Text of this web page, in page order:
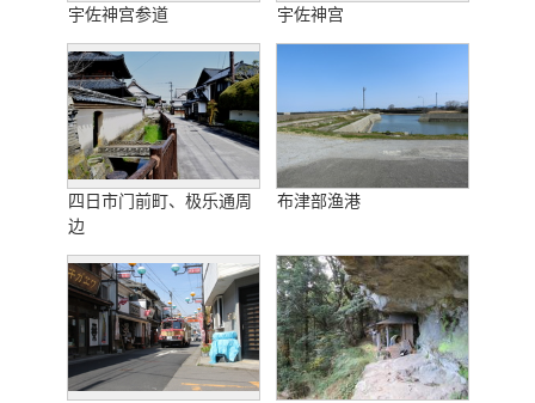
宇佐神宫参道 宇佐神宫
四日市门前町、极乐通周
边
布津部渔港